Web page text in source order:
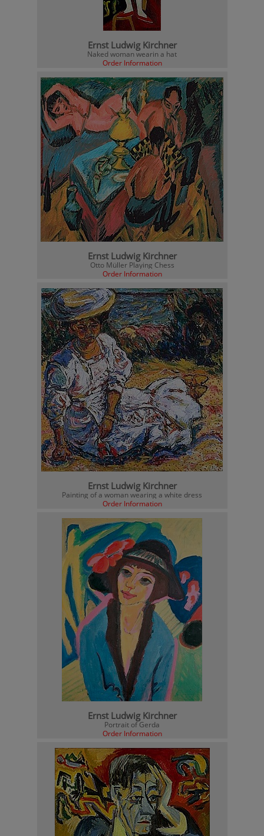
Ernst Ludwig Kirchner
Naked woman wearin a hat
Order Information
Ernst Ludwig Kirchner
Otto Müller Playing Chess
Order Information
Ernst Ludwig Kirchner
Painting of a woman wearing a white dress
Order Information
Ernst Ludwig Kirchner
Portrait of Gerda
Order Information